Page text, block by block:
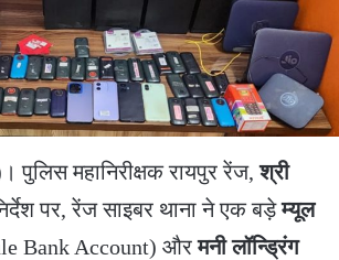
। पुलिस महानिरीक्षक रायपुर रेंज,श्री
पर, रेंज साइबर थाना ने एक बड़ेम्यूल
Bank Account) औरमनी लॉन्ड्रिंग